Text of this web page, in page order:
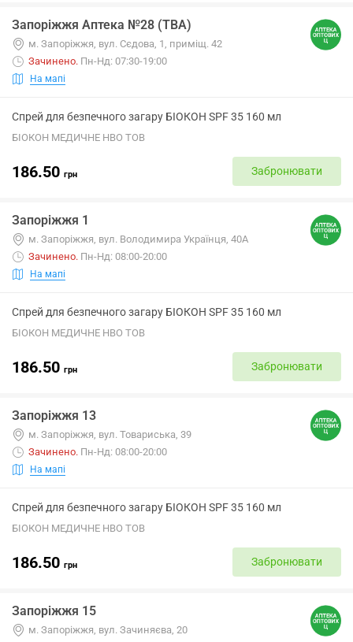
Запоріжжя Аптека №28 (ТВА)
м. Запоріжжя, вул. Сєдова, 1, приміщ. 42
Зачинено. Пн-Нд: 07:30-19:00
На мапі
Спрей для безпечного загару БІОКОН SPF 35 160 мл
БІОКОН МЕДИЧНЕ НВО ТОВ
186.50 грн Забронювати
Запоріжжя 1
м. Запоріжжя, вул. Володимира Українця, 40А
Зачинено. Пн-Нд: 08:00-20:00
На мапі
Спрей для безпечного загару БІОКОН SPF 35 160 мл
БІОКОН МЕДИЧНЕ НВО ТОВ
186.50 грн Забронювати
Запоріжжя 13
м. Запоріжжя, вул. Товариська, 39
Зачинено. Пн-Нд: 08:00-20:00
На мапі
Спрей для безпечного загару БІОКОН SPF 35 160 мл
БІОКОН МЕДИЧНЕ НВО ТОВ
186.50 грн Забронювати
Запоріжжя 15
м. Запоріжжя, вул. Зачиняєва, 20